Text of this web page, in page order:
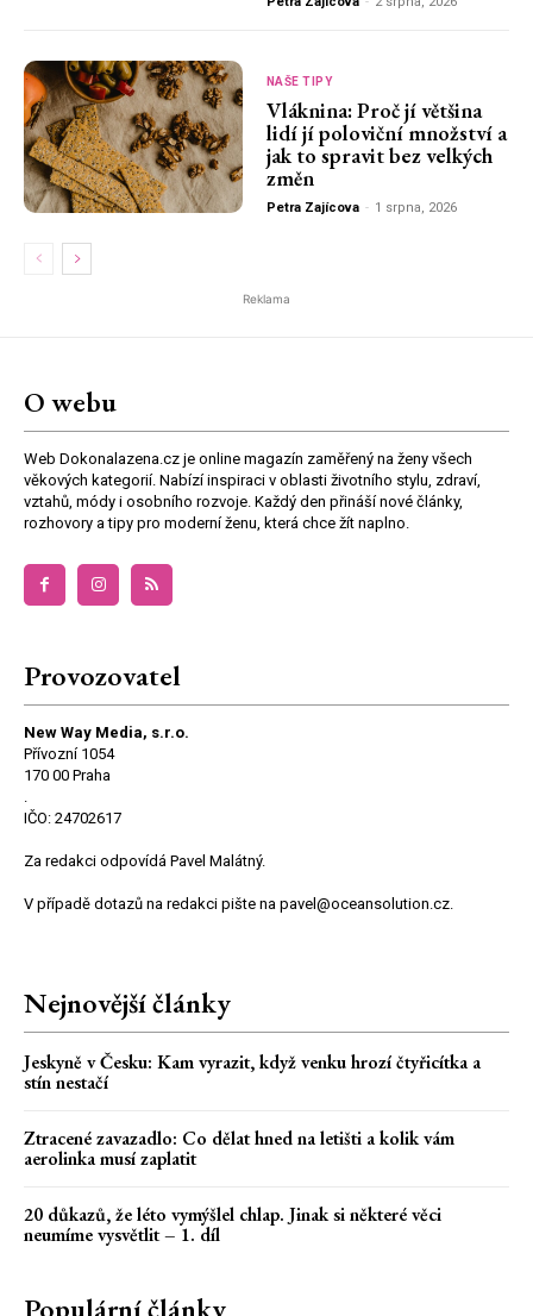
NAŠE TIPY
Vláknina: Proč jí většina
lidí jí poloviční množství a
jak to spravit bez velkých
změn
Petra Zajícova - 1 srpna, 2026
Reklama
O webu
Web Dokonalazena.cz je online magazín zaměřený na ženy všech
věkových kategorií. Nabízí inspiraci v oblasti životního stylu, zdraví,
vztahů, módy i osobního rozvoje. Každý den přináší nové články,
rozhovory a tipy pro moderní ženu, která chce žít naplno.
Provozovatel
New Way Media, s.r.o.
Přívozní 1054
170 00 Praha
.
IČO: 24702617
Za redakci odpovídá Pavel Malátný.
V případě dotazů na redakci pište na pavel@oceansolution.cz.
Nejnovější články
Jeskyně v Česku: Kam vyrazit, když venku hrozí čtyřicítka a
stín nestačí
Ztracené zavazadlo: Co dělat hned na letišti a kolik vám
aerolinka musí zaplatit
20 důkazů, že léto vymýšlel chlap. Jinak si některé věci
neumíme vysvětlit – 1. díl
Populární články